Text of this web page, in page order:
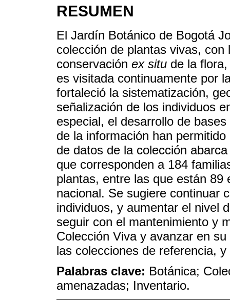
RESUMEN
El Jardín Botánico de Bogotá
colección de plantas vivas,
conservación ex situ de la
es visitada continuamente por
fortaleció la sistematización,
señalización de los individuos
especial, el desarrollo de
de la información han
de datos de la colección
que corresponden a 184
plantas, entre las que están
nacional. Se sugiere continuar
individuos, y aumentar el nivel
seguir con el mantenimiento y
Colección Viva y avanzar en
las colecciones de referencia,
Palabras clave: Botánica;
amenazadas; Inventario.